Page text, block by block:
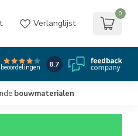
Verlanglijst
0
beoordelingen 8.7
bouwmaterialen